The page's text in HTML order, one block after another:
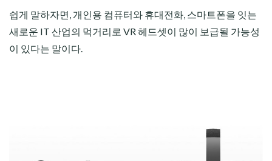
쉽게 말하자면, 개인용 컴퓨터와 휴대전화, 스마트폰을 잇는
새로운 IT 산업의 먹거리로 VR 헤드셋이 많이 보급될 가능성
이 있다는 말이다.